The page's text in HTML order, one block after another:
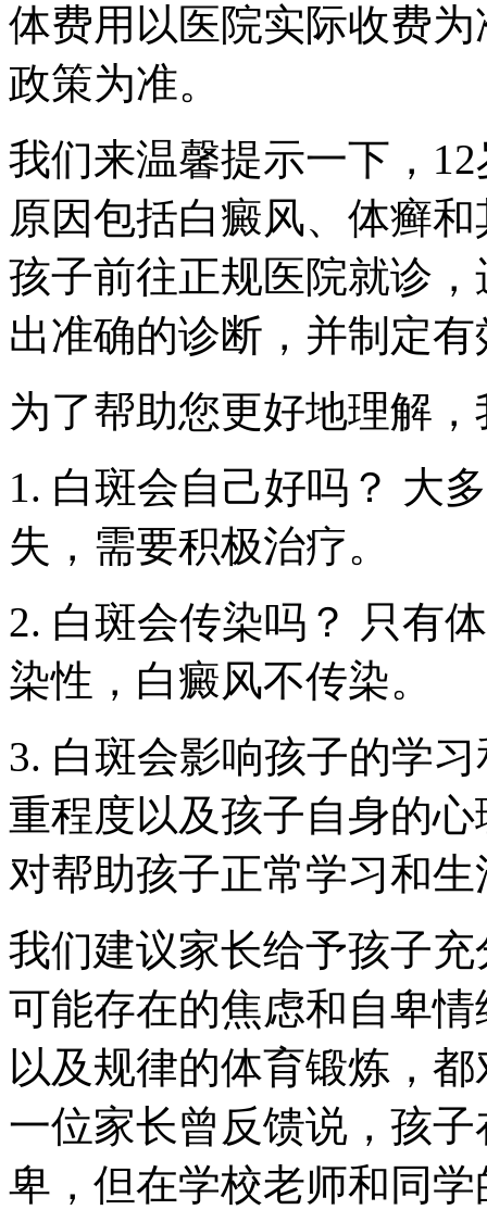
体费用以医院实际收费
政策为准。
我们来温馨提示一下，
原因包括白癜风、体癣
孩子前往正规医院就诊
出准确的诊断，并制定
为了帮助您更好地理解
1. 白斑会自己好吗？ 大
失，需要积极治疗。
2. 白斑会传染吗？ 只有
染性，白癜风不传染。
3. 白斑会影响孩子的学
重程度以及孩子自身的
对帮助孩子正常学习和
我们建议家长给予孩子
可能存在的焦虑和自卑
以及规律的体育锻炼，
一位家长曾反馈说，孩
卑，但在学校老师和同